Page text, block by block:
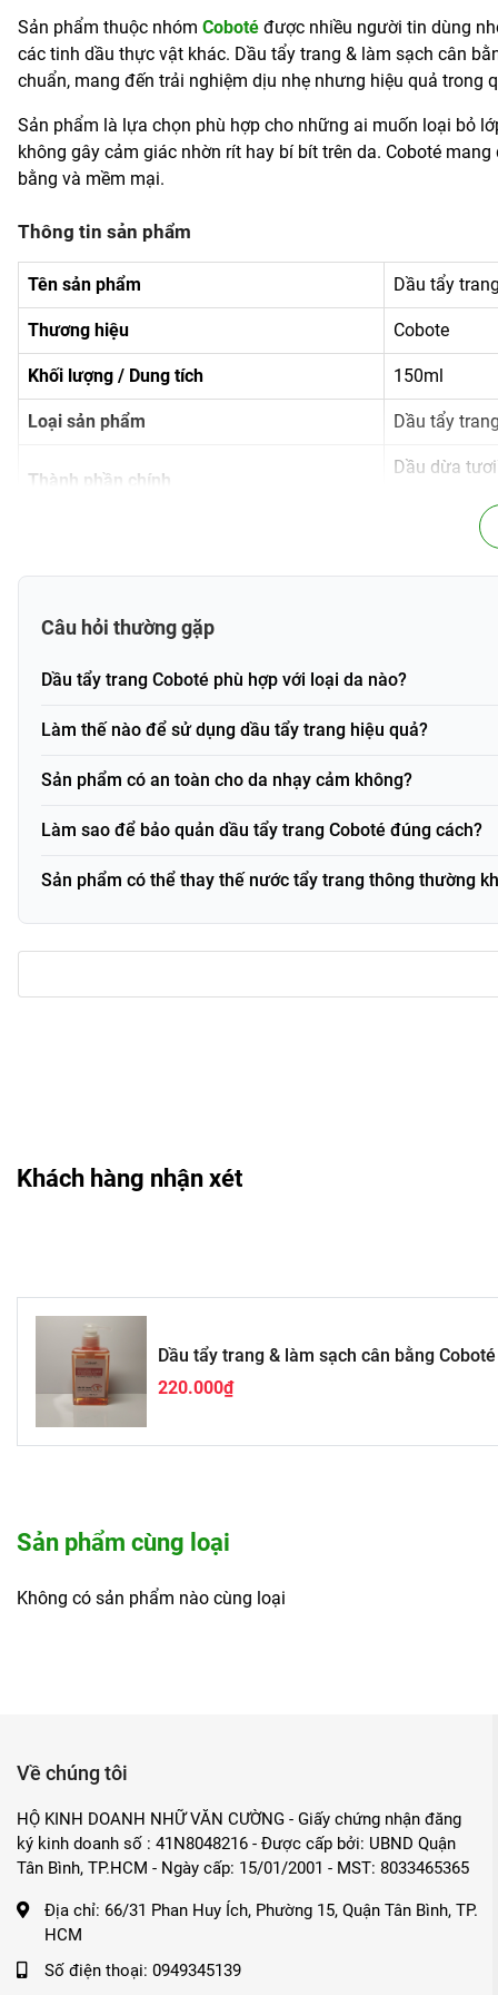
Sản phẩm thuộc nhóm Coboté được nhiều người tin dùng
các tinh dầu thực vật khác. Dầu tẩy trang & làm sạch cân
chuẩn, mang đến trải nghiệm dịu nhẹ nhưng hiệu quả trong
Sản phẩm là lựa chọn phù hợp cho những ai muốn loại bỏ
không gây cảm giác nhờn rít hay bí bít trên da. Coboté
bằng và mềm mại.
Thông tin sản phẩm
Tên sản phẩm Dầu tẩy
Thương hiệu Cobote
Khối lượng / Dung tích 150ml
Loại sản phẩm Dầu tẩy
Thành phần chính
Dầu dừa
Thành phần
Dầu tẩy trang Coboté được cấu thành từ các nguyên liệu
Dầu dừa tươi™
chiết xuất từ 100% cơm dừa tươi, giàu
da.
không gây bít tắc lỗ chân lông.
sạch da hiệu quả.
Vitamin Ehỗ trợ chống oxy hóa, bảo vệ da khỏi tác
Công dụng nổi bật
Phù hợp cho mọi loại da, đặc biệt là da nhạy cảm hoặc
lượng dầu vừa đủ ra lòng bàn tay, xoa đều để làm ấm dầu.
chuyển động tròn để dầu có thể hòa tan lớp trang điểm và bụi
Sau đó, làm ướt nhẹ tay rồi tiếp tục massage cho đến khi
chất trên da. Rửa mặt lại với nước sạch và sử dụng đều
Về bảo quản, nên để sản phẩm ở nơi khô ráo, thoáng mát,
Gợi ý dùng sản phẩm
kết hợp dùng sản phẩm với các loại mỹ phẩm dưỡng thể và
Sản phẩm liên quan
Dầu massage & chăm sóc bé Coboté 100ml
Serum dưỡng dài mi & mày Coboté
Son tẩy tế bào chết chuẩn thực phẩm Coboté 3.5g
Dầu dưỡng thể thư giãn Coboté 110ml
Câu hỏi thường gặp
Dầu tẩy trang Coboté phù hợp với loại da nào?
Làm thế nào để sử dụng dầu tẩy trang hiệu quả?
Sản phẩm có an toàn cho da nhạy cảm không?
Làm sao để bảo quản dầu tẩy trang Coboté đúng cách?
Sản phẩm có thể thay thế nước tẩy trang thông thường
Khách hàng nhận xét
Dầu tẩy trang & làm sạch cân bằng
220.000₫
Sản phẩm cùng loại
Không có sản phẩm nào cùng loại
Về chúng tôi
HỘ KINH DOANH NHỮ VĂN CƯỜNG - Giấy chứng nhận đăng
ký kinh doanh số : 41N8048216 - Được cấp bởi: UBND Quận
Tân Bình, TP.HCM - Ngày cấp: 15/01/2001 - MST: 8033465365
Địa chỉ: 66/31 Phan Huy Ích, Phường 15, Quận Tân Bình, TP.
HCM
Số điện thoại: 0949345139